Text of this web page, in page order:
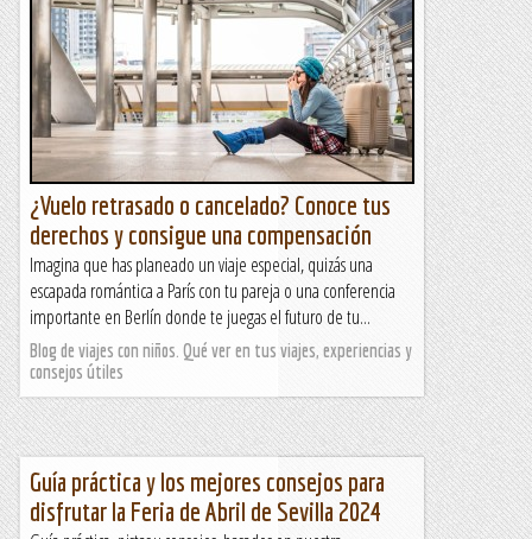
¿Vuelo retrasado o cancelado? Conoce tus
derechos y consigue una compensación
Imagina que has planeado un viaje especial, quizás una
escapada romántica a París con tu pareja o una conferencia
importante en Berlín donde te juegas el futuro de tu...
Blog de viajes con niños. Qué ver en tus viajes, experiencias y
consejos útiles
Guía práctica y los mejores consejos para
disfrutar la Feria de Abril de Sevilla 2024